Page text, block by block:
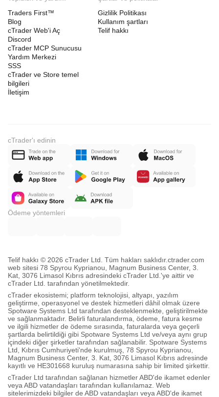
Traders First™
Blog
cTrader Web'i Aç
Discord
cTrader MCP Sunucusu
Yardım Merkezi
SSS
cTrader ve Store temel
bilgileri
İletişim
Gizlilik Politikası
Kullanım şartları
Telif hakkı
cTrader'ı edinin
Ödeme yöntemleri
Telif hakkı © 2026 cTrader Ltd. Tüm hakları saklıdır.ctrader.com
web sitesi 78 Spyrou Kyprianou, Magnum Business Center, 3.
Kat, 3076 Limasol Kıbrıs adresindeki cTrader Ltd.'ye aittir ve
cTrader Ltd. tarafından yönetilmektedir.
cTrader ekosistemi; platform teknolojisi, altyapı, yazılım
geliştirme, operasyonel ve destek hizmetleri dâhil olmak üzere
Spotware Systems Ltd tarafından desteklenmekte, geliştirilmekte
ve sağlanmaktadır. Belirli faturalandırma, ödeme, fatura kesme
ve ilgili hizmetler de ödeme sırasında, faturalarda veya geçerli
şartlarda belirtildiği gibi Spotware Systems Ltd ve/veya aynı grup
içindeki diğer şirketler tarafından sağlanabilir. Spotware Systems
Ltd, Kıbrıs Cumhuriyeti'nde kurulmuş, 78 Spyrou Kyprianou,
Magnum Business Center, 3. Kat, 3076 Limasol Kıbrıs adresinde
kayıtlı ve HE301668 kuruluş numarasına sahip bir limited şirkettir.
cTrader Ltd tarafından sağlanan hizmetler ABD'de ikamet edenler
veya ABD vatandaşları tarafından kullanılamaz. Web
sitelerimizdeki bilgiler de ABD vatandaşları veya ABD'de ikamet